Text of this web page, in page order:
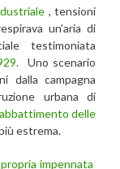
, tensioni
un’aria di
testimoniata
Uno scenario
dalla campagna
urbana di
delle
estrema.
impennata